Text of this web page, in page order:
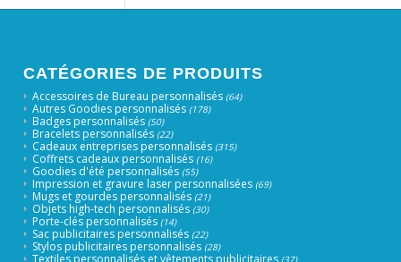
CATÉGORIES DE PRODUITS
Accessoires de Bureau personnalisés (64)
Autres Goodies personnalisés (178)
Badges personnalisés (50)
Bracelets personnalisés (22)
Cadeaux entreprises personnalisés (315)
Coffrets cadeaux personnalisés (16)
Goodies d'été personnalisés (55)
Impression et gravure laser personnalisées (69)
Mugs et gourdes personnalisés (21)
Objets high-tech personnalisés (30)
Porte-clés personnalisés (14)
Sac publicitaires personnalisés (22)
Stylos publicitaires personnalisés (28)
Textiles personnalisés et vêtements publicitaires (37)